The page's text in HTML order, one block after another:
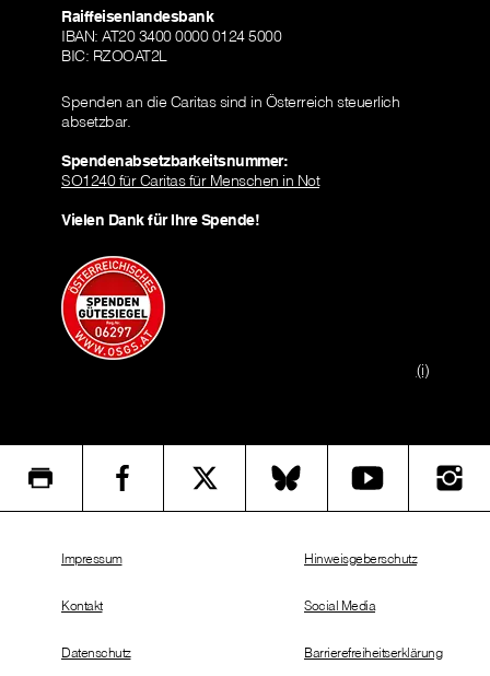
Raiffeisenlandesbank
IBAN: AT20 3400 0000 0124 5000
BIC: RZOOAT2L
Spenden an die Caritas sind in Österreich steuerlich
absetzbar.
Spendenabsetzbarkeitsnummer:
SO1240 für Caritas für Menschen in Not
Vielen Dank für Ihre Spende!
(i)
Impressum
Kontakt
Datenschutz
Hinweisgeberschutz
Social Media
Barrierefreiheitserklärung